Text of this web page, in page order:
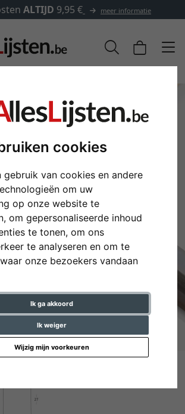
cookies
gebruik van cookies en andere
om uw
op onze website te
om gepersonaliseerde inhoud
te tonen, om ons
te analyseren en om te
onze bezoekers vandaan
Ik ga akkoord
Ik weiger
Wijzig mijn voorkeuren
ALTIJD 9,95 € meer informatie